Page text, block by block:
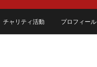
チャリティ活動 プロフィール